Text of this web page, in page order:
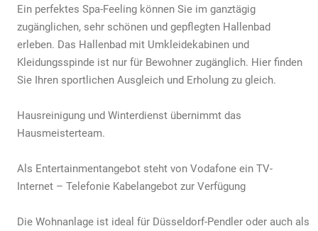
Ein perfektes Spa-Feeling können Sie im ganztägig
zugänglichen, sehr schönen und gepflegten Hallenbad
erleben. Das Hallenbad mit Umkleidekabinen und
Kleidungsspinde ist nur für Bewohner zugänglich. Hier finden
Sie Ihren sportlichen Ausgleich und Erholung zu gleich.
Hausreinigung und Winterdienst übernimmt das
Hausmeisterteam.
Als Entertainmentangebot steht von Vodafone ein TV-
Internet – Telefonie Kabelangebot zur Verfügung
Die Wohnanlage ist ideal für Düsseldorf-Pendler oder auch als